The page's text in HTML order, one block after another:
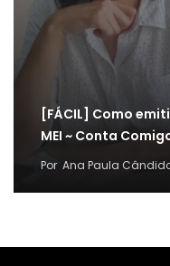
[FÁCIL] Como
MEI ~ Conta
Por Ana Paula